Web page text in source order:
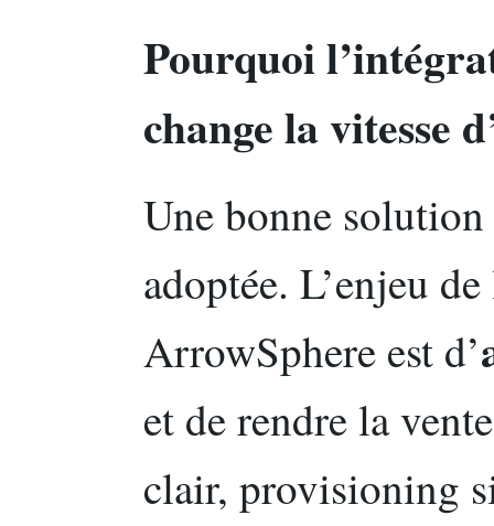
Pourquoi
change la vitesse
Une bonne
adoptée. L’enjeu
ArrowSphere est d’
et de rendre la
clair, provisioning